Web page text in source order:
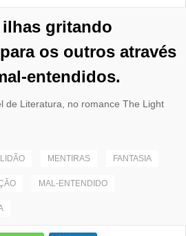
gritando
os outros através
entendidos.
de Literatura, no romance The Light
MENTIRAS FANTASIA
MAL-ENTENDIDO